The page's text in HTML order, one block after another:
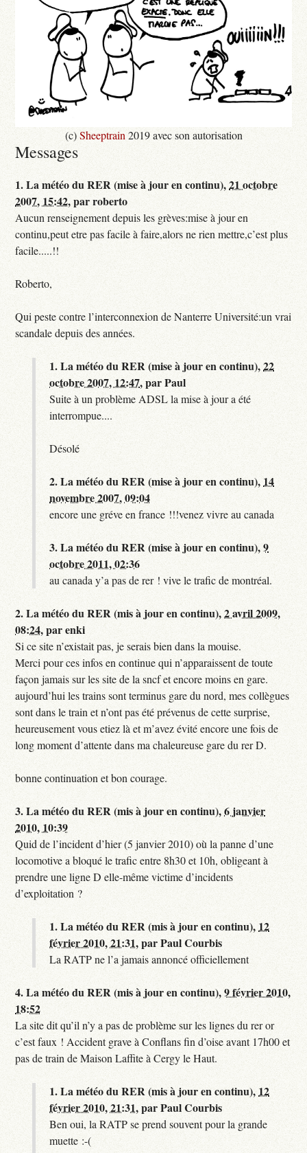
(c)Sheeptrain 2019 avec son autorisation
Messages
1.La météo du RER (mise à jour en continu),21 octobre
2007, 15:42,parroberto
Aucun renseignement depuis les grèves:mise à jour en
continu,peut etre pas facile à faire,alors ne rien mettre,c’est plus
facile.....!!
Roberto,
Qui peste contre l’interconnexion de Nanterre Université:un vrai
scandale depuis des années.
1.La météo du RER (mise à jour en continu),22
octobre 2007, 12:47,parPaul
Suite à un problème ADSL la mise à jour a été
interrompue....
Désolé
2.La météo du RER (mise à jour en continu), 14
novembre 2007, 09:04
encore une gréve en france !!!venez vivre au canada
3.La météo du RER (mise à jour en continu),9
octobre 2011, 02:36
au canada y’a pas de rer ! vive le trafic de montréal.
2.La météo du RER (mis à jour en continu),2 avril 2009,
08:24,parenki
Si ce site n’existait pas, je serais bien dans la mouise.
Merci pour ces infos en continue qui n’apparaissent de toute
façon jamais sur les site de la sncf et encore moins en gare.
aujourd’hui les trains sont terminus gare du nord, mes collègues
sont dans le train et n’ont pas été prévenus de cette surprise,
heureusement vous etiez là et m’avez évité encore une fois de
long moment d’attente dans ma chaleureuse gare du rer D.
bonne continuation et bon courage.
3.La météo du RER (mis à jour en continu),6 janvier
2010, 10:39
Quid de l’incident d’hier (5 janvier 2010) où la panne d’une
locomotive a bloqué le trafic entre 8h30 et 10h, obligeant à
prendre une ligne D elle-même victime d’incidents
d’exploitation ?
1.La météo du RER (mis à jour en continu), 12
février 2010, 21:31,parPaul Courbis
La RATP ne l’a jamais annoncé officiellement
4.La météo du RER (mis à jour en continu),9 février 2010,
18:52
La site dit qu’il n’y a pas de problème sur les lignes du rer or
c’est faux ! Accident grave à Conflans fin d’oise avant 17h00 et
pas de train de Maison Laffite à Cergy le Haut.
1.La météo du RER (mis à jour en continu), 12
février 2010, 21:31,parPaul Courbis
Ben oui, la RATP se prend souvent pour la grande
muette :-(